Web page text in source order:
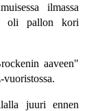
ilmassa
oli pallon kori
aaveen"
juuri ennen